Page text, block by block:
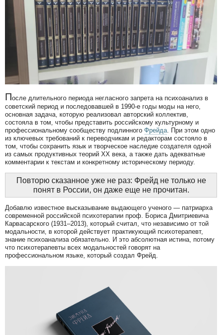
После длительного периода негласного запрета на психоанализ в
советский период и последовавшей в 1990-е годы моды на него,
основная задача, которую реализовал авторский коллектив,
состояла в том, чтобы представить российскому культурному и
профессиональному сообществу подлинного Фрейда. При этом одно
из ключевых требований к переводчикам и редакторам состояло в
том, чтобы сохранить язык и творческое наследие создателя одной
из самых продуктивных теорий ХХ века, а также дать адекватные
комментарии к текстам и конкретному историческому периоду.
Повторю сказанное уже не раз: Фрейд не только не
понят в России, он даже еще не прочитан.
Добавлю известное высказывание выдающего ученого — патриарха
современной российской психотерапии проф. Бориса Дмитриевича
Карвасарского (1931–2013), который считал, что независимо от той
модальности, в которой действует практикующий психотерапевт,
знание психоанализа обязательно. И это абсолютная истина, потому
что психотерапевты всех модальностей говорят на
профессиональном языке, который создал Фрейд.